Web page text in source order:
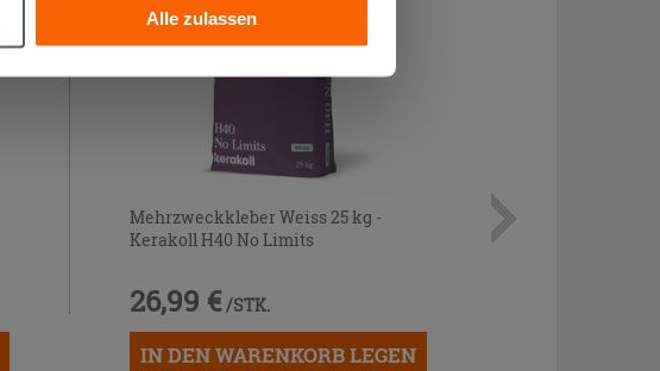
Alle zulassen
Mehrzweckkleber Weiss 25 kg -
Kerakoll H40 No Limits
26,99 € /STK.
IN DEN WARENKORB LEGEN